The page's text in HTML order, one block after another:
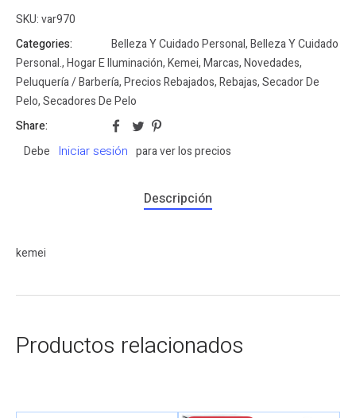
SKU:var970
Categories:
Belleza Y Cuidado Personal,Belleza Y Cuidado
Personal.,Hogar E Iluminación,Kemei,Marcas,Novedades,
Peluquería / Barbería,Precios Rebajados,Rebajas,Secador De
Pelo,Secadores De Pelo
Share:
Debe
Iniciar sesión para ver los precios
Descripción
kemei
Productos relacionados